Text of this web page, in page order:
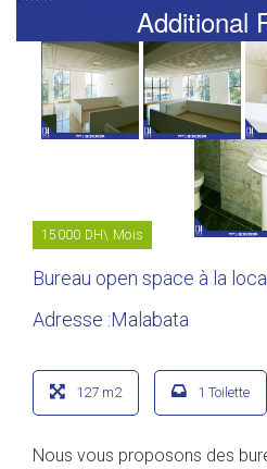
Additional
15000 DH\ Mois
Bureau open space à la
Adresse :Malabata
127 m2 1 Toilette
Nous vous proposons des